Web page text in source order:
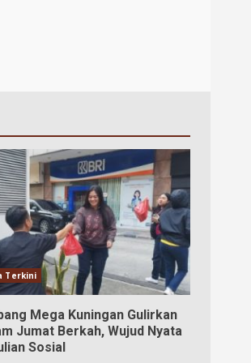
Terkini
Mega Kuningan Gulirkan
Jumat Berkah, Wujud Nyata
Sosial